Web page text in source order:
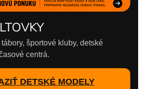
športové kluby, detské
centrá.
DETSKÉ MODELY